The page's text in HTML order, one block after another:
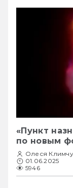
«Пункт
по новым
Олеся
01.06.2025
5946